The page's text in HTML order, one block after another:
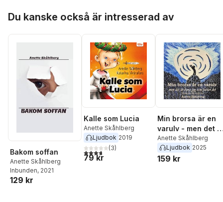
Du kanske också är intresserad av
Bakom soffan
Anette Skåhlberg
Inbunden, 2021
129 kr
Kalle som Lucia
Anette Skåhlberg
Ljudbok 2019
3,7utav 5 stjärnor. Totalt antal röster:
(3)
79 kr
Min brorsa är en
varulv - men det
bara jag som
det
Anette Skåhlberg
Ljudbok 2025
159 kr